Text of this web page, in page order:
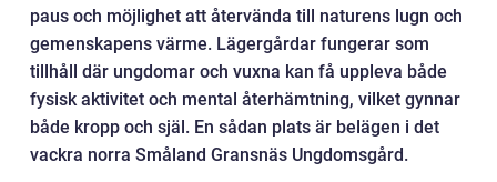
paus och möjlighet att återvända till naturens lugn och
gemenskapens värme. Lägergårdar fungerar som
tillhåll där ungdomar och vuxna kan få uppleva både
fysisk aktivitet och mental återhämtning, vilket gynnar
både kropp och själ. En sådan plats är belägen i det
vackra norra Småland Gransnäs Ungdomsgård.